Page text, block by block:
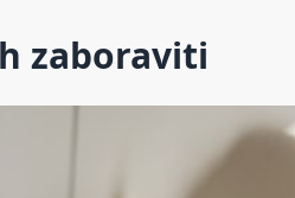
zaboraviti